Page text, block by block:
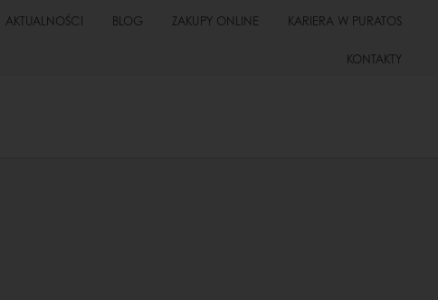
AKTUALNOŚCI BLOG ZAKUPY ONLINE KARIERA W PURATOS
KONTAKTY